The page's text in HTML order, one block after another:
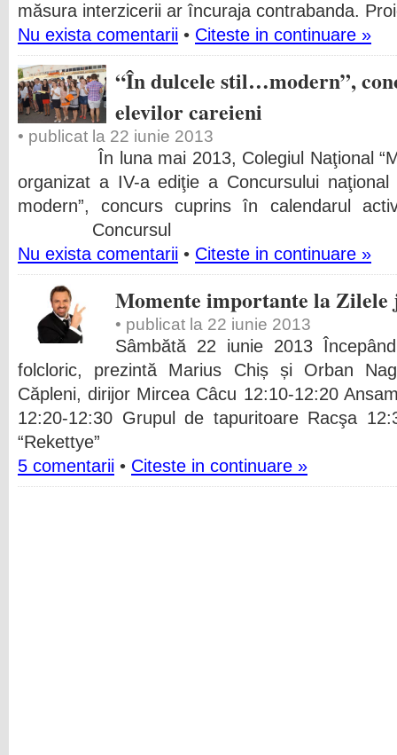
măsura interzicerii ar încuraja contrabanda.
Nu exista comentarii • Citeste in continuare »
“În dulcele stil…modern”,
elevilor careieni
• publicat la 22 iunie 2013
În luna mai 2013, Colegiul Naţional
organizat a IV-a ediţie a Concursului
modern”, concurs cuprins în calendarul
Concursul
Nu exista comentarii • Citeste in continuare »
Momente importante la
• publicat la 22 iunie 2013
Sâmbătă 22 iunie 2013
folcloric, prezintă Marius Chiș și Orban
Căpleni, dirijor Mircea Câcu 12:10-12:20
12:20-12:30 Grupul de tapuritoare Racşa
“Rekettye”
5 comentarii • Citeste in continuare »